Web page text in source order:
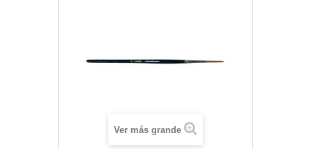
Ver más grande